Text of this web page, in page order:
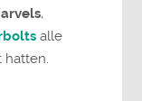
,
alle
hatten.